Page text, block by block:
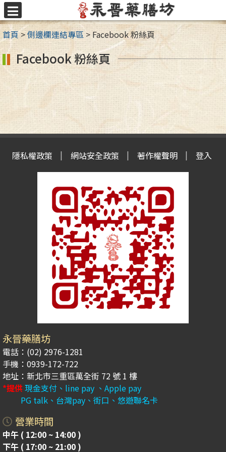
跳
至
主
要
內
容
首頁>側邊欄連結專區 >Facebook 粉絲頁
Facebook 粉絲頁
隱私權政策 網站安全政策 著作權聲明 登入
永晉藥膳坊
電話：(02) 2976-1281
手機：0939-172-722
地址：新北市三重區萬全街 72 號 1 樓
*提供現金支付、line pay 、Apple pay
PG talk、台灣pay、街口、悠遊聯名卡
營業時間
中午 ( 12:00 ~ 14:00 )
下午 ( 17:00 ~ 21:00 )
選
單